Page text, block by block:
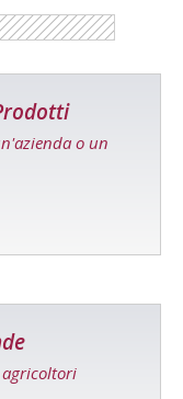
o un
agricoltori